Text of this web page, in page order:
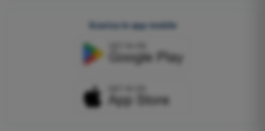
Scarica le app mobile